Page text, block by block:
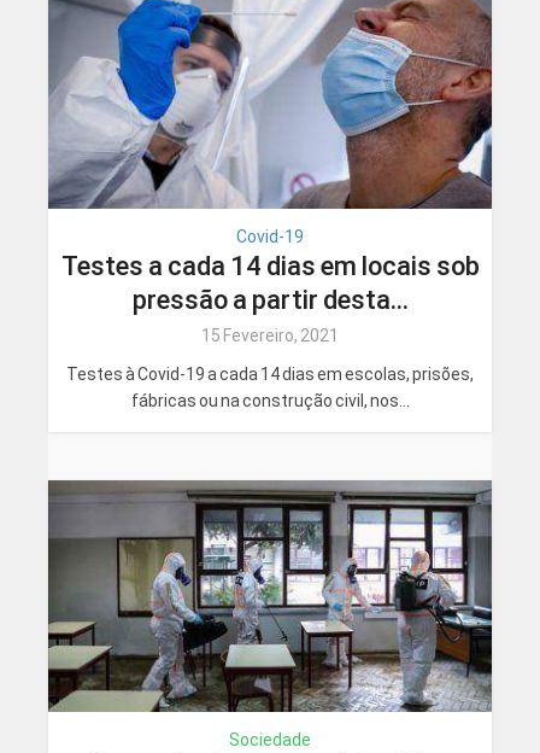
Covid-19
Testes a cada 14 dias em locais sob
pressão a partir desta...
15 Fevereiro, 2021
Testes à Covid-19 a cada 14 dias em escolas, prisões,
fábricas ou na construção civil, nos...
Sociedade